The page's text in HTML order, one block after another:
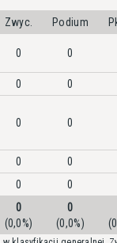
Zwyc. Podium
0 0
0 0
0 0
0 0
0 0
0
(0,0%)
0
(0,0%)